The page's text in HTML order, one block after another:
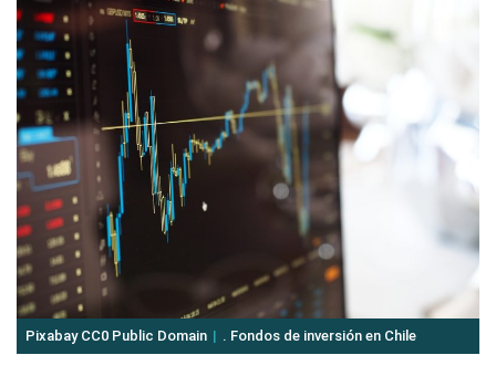
Pixabay CC0 Public Domain . Fondos de inversión en Chile